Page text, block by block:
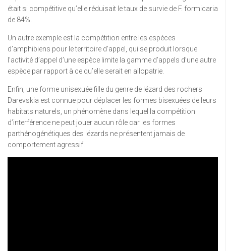
était si compétitive qu’elle réduisait le taux de survie de F. formicaria
de 84%.
Un autre exemple est la compétition entre les espèces
d’amphibiens pour le territoire d’appel, qui se produit lorsque
l’activité d’appel d’une espèce limite la gamme d’appels d’une autre
espèce par rapport à ce qu’elle serait en allopatrie.
Enfin, une forme unisexuée fille du genre de lézard des rochers
Darevskia est connue pour déplacer les formes bisexuées de leurs
habitats naturels, un phénomène dans lequel la compétition
d’interférence ne peut jouer aucun rôle car les formes
parthénogénétiques des lézards ne présentent jamais de
comportement agressif.